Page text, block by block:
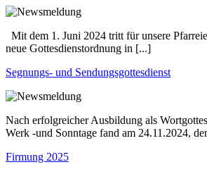
Mit dem 1. Juni 2024 tritt für unsere
neue Gottesdienstordnung in [...]
Segnungs- und Sendungsgottesdienst
Nach erfolgreicher Ausbildung als
Werk -und Sonntage fand am 24.11.2024,
Firmung 2025